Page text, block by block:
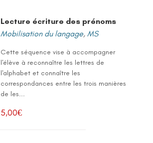
Lecture écriture des prénoms
Mobilisation du langage, MS
Cette séquence vise à accompagner
l'élève à reconnaître les lettres de
l'alphabet et connaître les
correspondances entre les trois manières
de les...
5,00€